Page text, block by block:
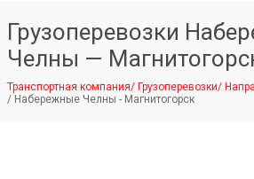
Грузоперевозки
Челны —
Транспортная компания/ Грузоперевозки/
/ Набережные Челны - Магнитогорск